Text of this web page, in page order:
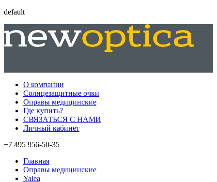
default
О компании
Солнцезащитные очки
Оправы медицинские
Где купить?
СВЯЗАТЬСЯ С НАМИ
Личный кабинет
+7 495 956-50-35
Главная
Оправы медицинские
Yalea